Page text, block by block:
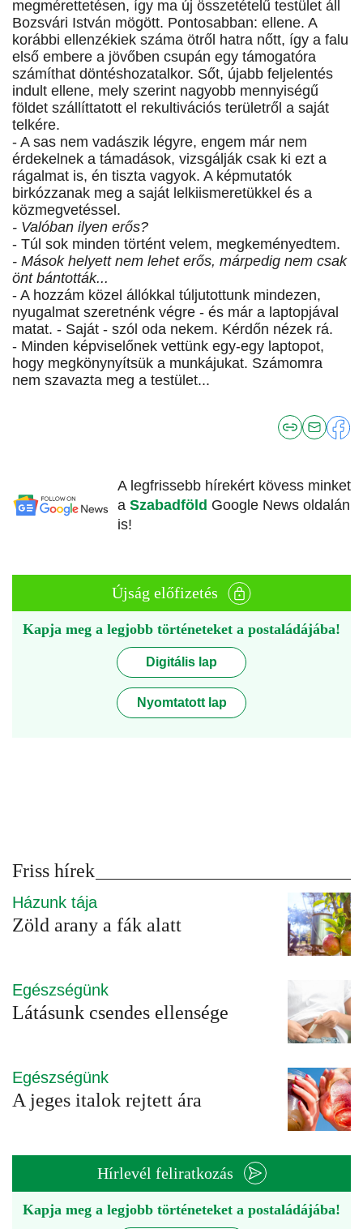
megmérettetésen, így ma új összetételű testület áll
Bozsvári István mögött. Pontosabban: ellene. A
korábbi ellenzékiek száma ötről hatra nőtt, így a falu
első embere a jövőben csupán egy támogatóra
számíthat döntéshozatalkor. Sőt, újabb feljelentés
indult ellene, mely szerint nagyobb mennyiségű
földet szállíttatott el rekultivációs területről a saját
telkére.
- A sas nem vadászik légyre, engem már nem
érdekelnek a támadások, vizsgálják csak ki ezt a
rágalmat is, én tiszta vagyok. A képmutatók
birkózzanak meg a saját lelkiismeretükkel és a
közmegvetéssel.
- Valóban ilyen erős?
- Túl sok minden történt velem, megkeményedtem.
- Mások helyett nem lehet erős, márpedig nem csak
önt bántották...
- A hozzám közel állókkal túljutottunk mindezen,
nyugalmat szeretnénk végre - és már a laptopjával
matat. - Saját - szól oda nekem. Kérdőn nézek rá.
- Minden képviselőnek vettünk egy-egy laptopot,
hogy megkönynyítsük a munkájukat. Számomra
nem szavazta meg a testület...
A legfrissebb hírekért kövess minket
a Szabadföld Google News oldalán
is!
Újság előfizetés
Kapja meg a legjobb történeteket a postaládájába!
Digitális lap
Nyomtatott lap
Friss hírek
Házunk tája
Zöld arany a fák alatt
Egészségünk
Látásunk csendes ellensége
Egészségünk
A jeges italok rejtett ára
Hírlevél feliratkozás
Kapja meg a legjobb történeteket a postaládájába!